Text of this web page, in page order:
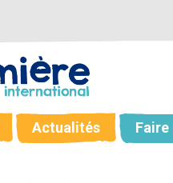
Actualités Faire